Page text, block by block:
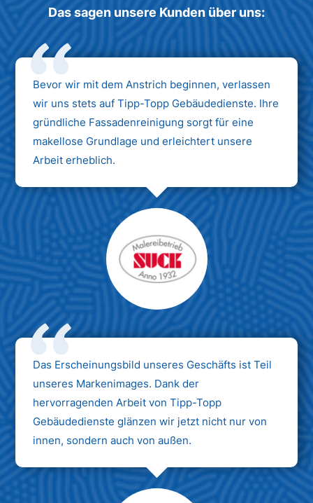
Das sagen unsere Kunden über uns:
Bevor wir mit dem Anstrich beginnen, verlassen
wir uns stets auf Tipp-Topp Gebäudedienste. Ihre
gründliche Fassadenreinigung sorgt für eine
makellose Grundlage und erleichtert unsere
Arbeit erheblich.
Das Erscheinungsbild unseres Geschäfts ist Teil
unseres Markenimages. Dank der
hervorragenden Arbeit von Tipp-Topp
Gebäudedienste glänzen wir jetzt nicht nur von
innen, sondern auch von außen.